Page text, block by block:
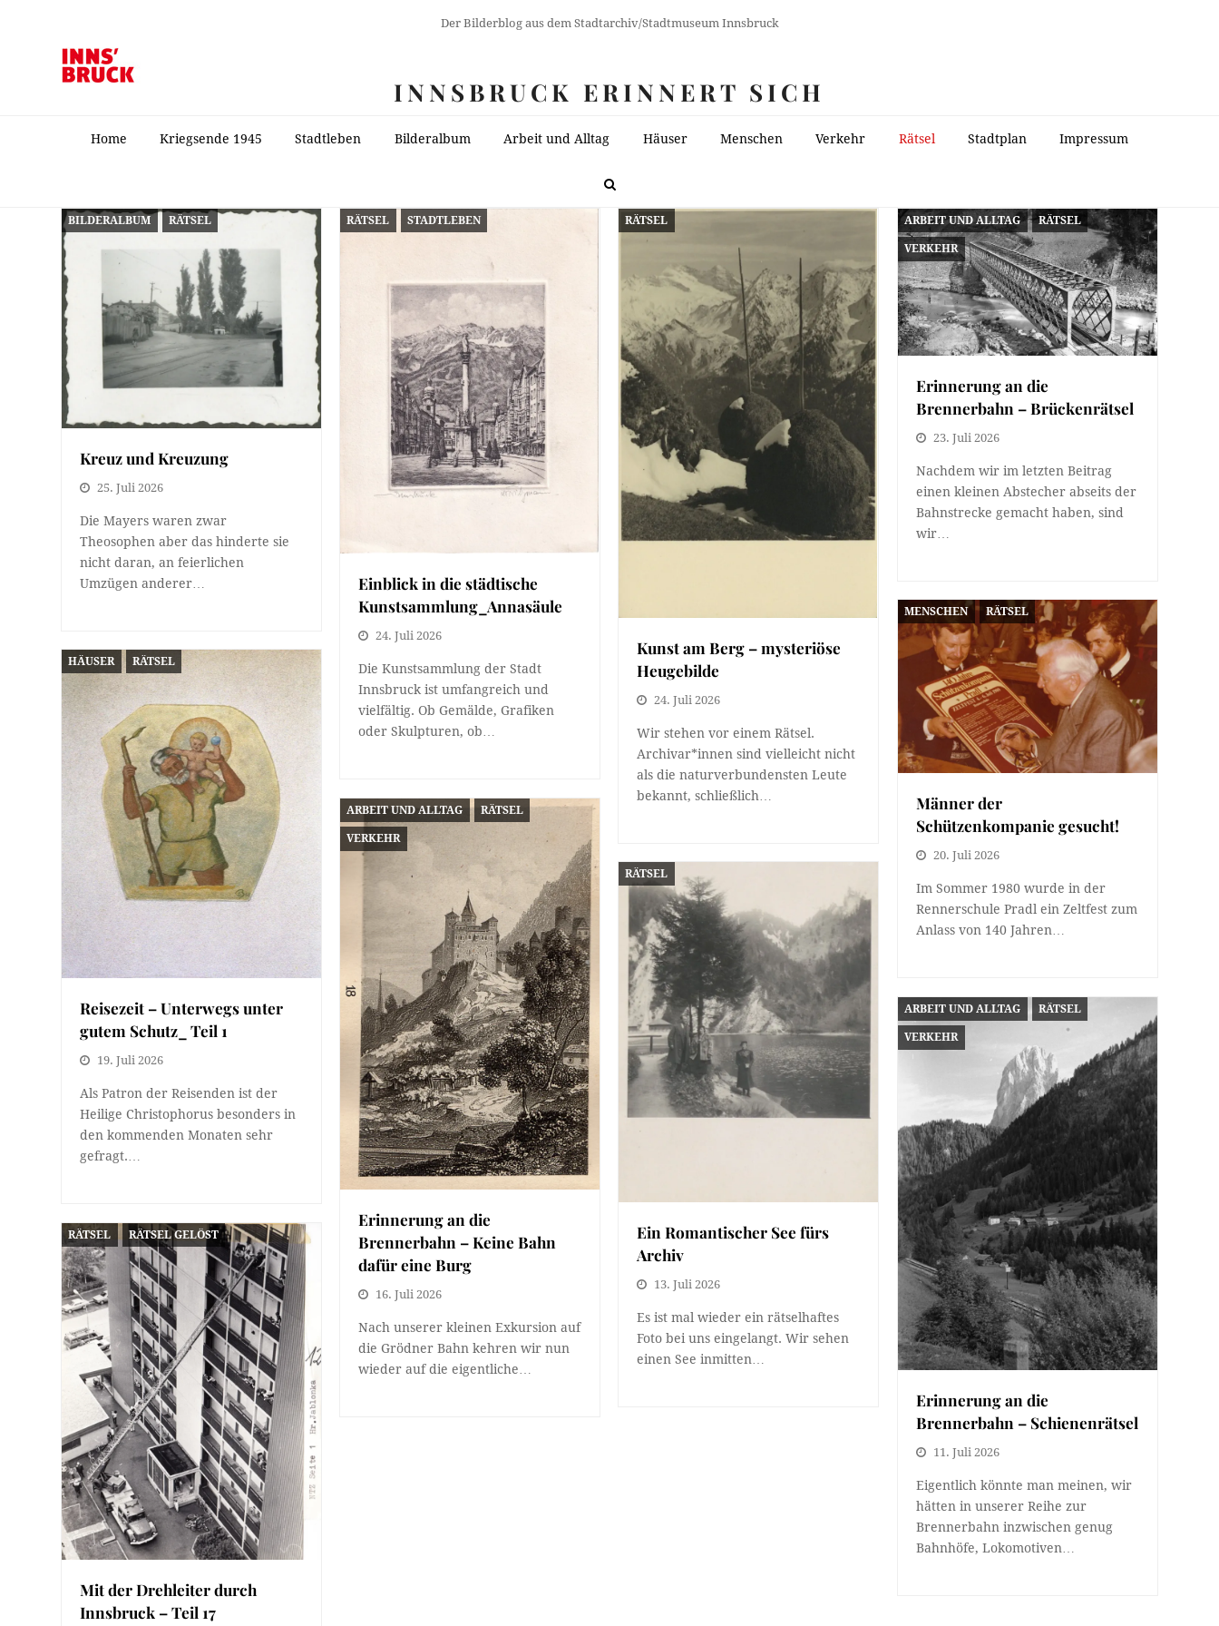
Der Bilderblog aus dem Stadtarchiv/Stadtmuseum Innsbruck
INNSBRUCK ERINNERT SICH
Home Kriegsende 1945 Stadtleben Bilderalbum Arbeit und Alltag Häuser Menschen Verkehr Rätsel Stadtplan Impressum
BILDERALBUM RÄTSEL
Kreuz und Kreuzung
25. Juli 2026
Die Mayers waren zwar
Theosophen aber das hinderte sie
nicht daran, an feierlichen
Umzügen anderer…
RÄTSEL STADTLEBEN
Einblick in die städtische
Kunstsammlung_Annasäule
24. Juli 2026
Die Kunstsammlung der Stadt
Innsbruck ist umfangreich und
vielfältig. Ob Gemälde, Grafiken
oder Skulpturen, ob…
RÄTSEL
Kunst am Berg – mysteriöse
Heugebilde
24. Juli 2026
Wir stehen vor einem Rätsel.
Archivar*innen sind vielleicht nicht
als die naturverbundensten Leute
bekannt, schließlich…
ARBEIT UND ALLTAG RÄTSEL
VERKEHR
Erinnerung an die
Brennerbahn – Brückenrätsel
23. Juli 2026
Nachdem wir im letzten Beitrag
einen kleinen Abstecher abseits der
Bahnstrecke gemacht haben, sind
wir…
MENSCHEN RÄTSEL
Männer der
Schützenkompanie gesucht!
20. Juli 2026
Im Sommer 1980 wurde in der
Rennerschule Pradl ein Zeltfest zum
Anlass von 140 Jahren…
HÄUSER RÄTSEL
Reisezeit – Unterwegs unter
gutem Schutz_ Teil 1
19. Juli 2026
Als Patron der Reisenden ist der
Heilige Christophorus besonders in
den kommenden Monaten sehr
gefragt.…
ARBEIT UND ALLTAG RÄTSEL
VERKEHR
Erinnerung an die
Brennerbahn – Keine Bahn
dafür eine Burg
16. Juli 2026
Nach unserer kleinen Exkursion auf
die Grödner Bahn kehren wir nun
wieder auf die eigentliche…
RÄTSEL
Ein Romantischer See fürs
Archiv
13. Juli 2026
Es ist mal wieder ein rätselhaftes
Foto bei uns eingelangt. Wir sehen
einen See inmitten…
ARBEIT UND ALLTAG RÄTSEL
VERKEHR
Erinnerung an die
Brennerbahn – Schienenrätsel
11. Juli 2026
Eigentlich könnte man meinen, wir
hätten in unserer Reihe zur
Brennerbahn inzwischen genug
Bahnhöfe, Lokomotiven…
RÄTSEL RÄTSEL GELÖST
Mit der Drehleiter durch
Innsbruck – Teil 17